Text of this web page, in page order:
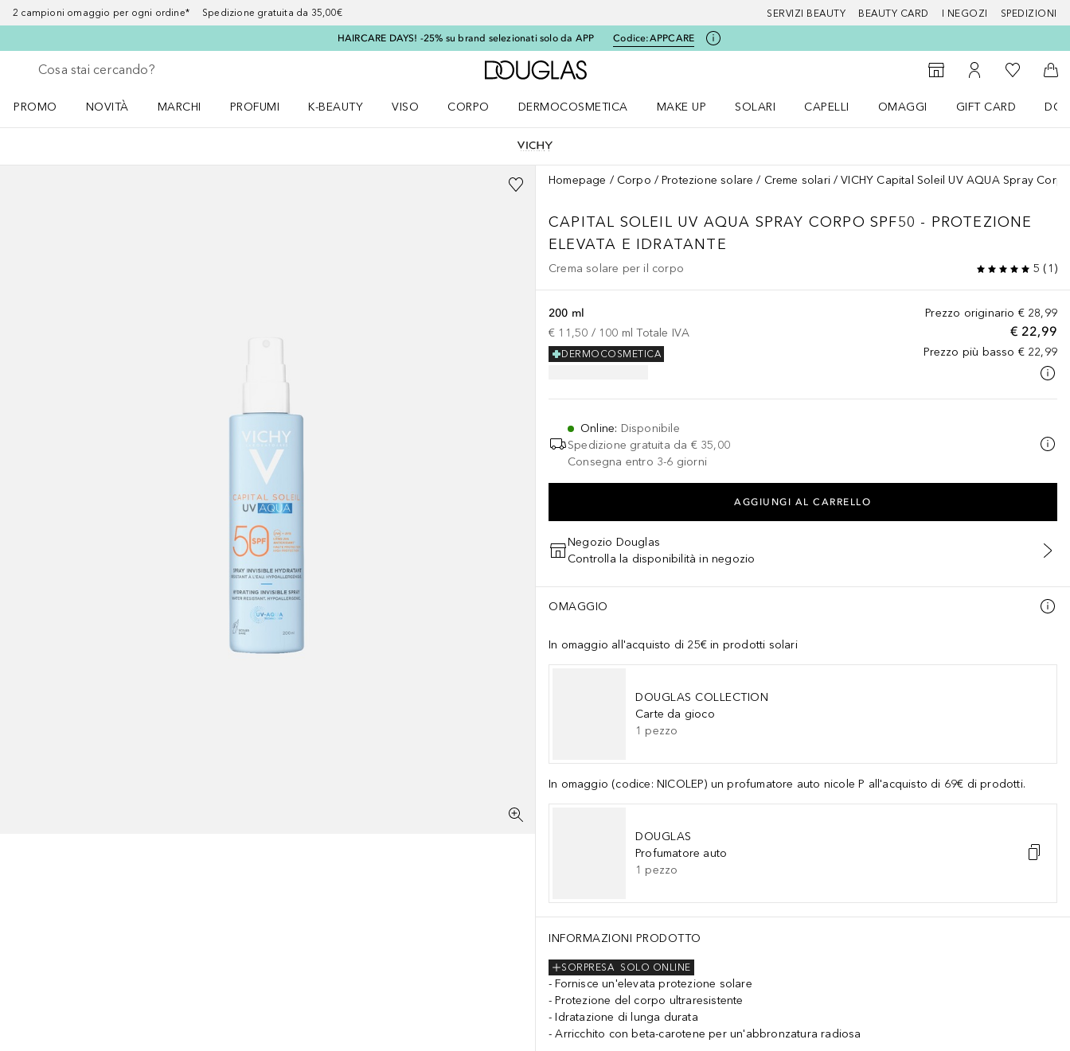
2 campioni omaggio per ogni ordine* Spedizione gratuita da 35,00€ SERVIZI BEAUTY BEAUTY CARD I NEGOZI SPEDIZIONI
HAIRCARE DAYS! -25% su brand selezionati solo da APP Codice:APPCARE
Torna indietro
Esegui ricerca
A Douglas Home
StorefinderAl Mio Account
Alla Mia
Al
PROMO
NOVITÀ
MARCHI
PROFUMI
K-BEAUTY
VISO
CORPO
DERMOCOSMETICA
MAKE UP
SOLARI
CAPELLI
OMAGGI
GIFT CARD
Homepage Corpo Protezione solare Creme solari VICHY Capital Soleil UV AQUA Spray
CAPITAL SOLEIL UV AQUA SPRAY CORPO SPF50 - PROTEZIONE
ELEVATA E IDRATANTE
Crema solare per il corpo 5 ( 1 )
Prezzo originario € 28,99
€ 22,99
Prezzo più basso € 22,99
200 ml
€ 11,50 / 100 ml Totale IVA
DERMOCOSMETICA
Online: Disponibile
Spedizione gratuita da € 35,00
Consegna entro 3-6 giorni
AGGIUNGI AL CARRELLO
Negozio Douglas
Controlla la disponibilità in negozio
OMAGGIO
In omaggio all'acquisto di 25€ in prodotti solari
DOUGLAS COLLECTION
Carte da gioco
1 pezzo
In omaggio (codice: NICOLEP) un profumatore auto nicole P all'acquisto di 69€ di prodotti.
DOUGLAS
Profumatore auto
1 pezzo
INFORMAZIONI PRODOTTO
SOLO ONLINE
SORPRESA
Fornisce un'elevata protezione solare
Protezione del corpo ultraresistente
Idratazione di lunga durata
Arricchito con beta-carotene per un'abbronzatura radiosa